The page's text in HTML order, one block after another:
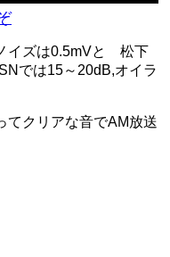
イズは0.5mVと 松下
では15～20dB,オイラ
てクリアな音でAM放送